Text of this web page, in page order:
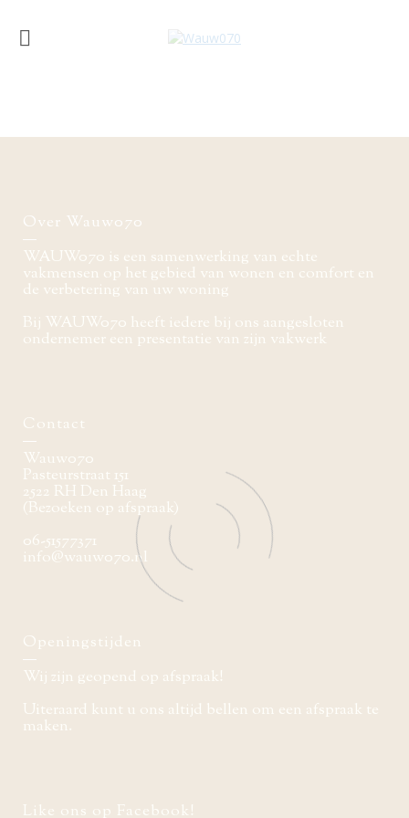
Over Wauw070
WAUW070 is een samenwerking van echte
vakmensen op het gebied van wonen en comfort en
de verbetering van uw woning
Bij WAUW070 heeft iedere bij ons aangesloten
ondernemer een presentatie van zijn vakwerk
Contact
Wauw070
Pasteurstraat 151
2522 RH Den Haag
(Bezoeken op afspraak)
06-51577371
info@wauw070.nl
Openingstijden
Wij zijn geopend op afspraak!
Uiteraard kunt u ons altijd bellen om een afspraak te
maken.
Like ons op Facebook!